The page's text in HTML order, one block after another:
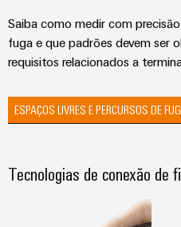
Saiba como medir com
fuga e que padrões devem ser
requisitos relacionados a
ESPAÇOS LIVRES E PERCURSOS DE
Tecnologias de conexão de